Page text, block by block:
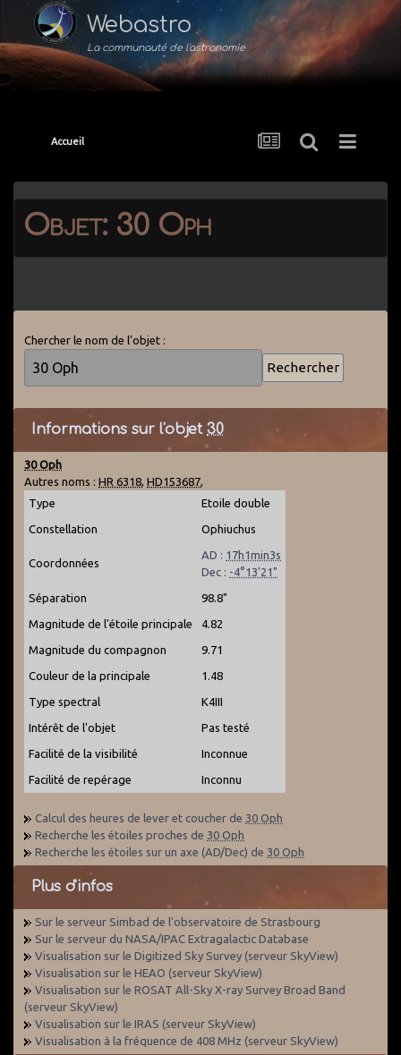
Webastro
La communauté de l'astronomie
Accueil
Objet: 30 Oph
Chercher le nom de l'objet :
Informations sur l'objet 30
30 Oph
Autres noms : HR 6318, HD153687,
Type
Etoile double
Constellation Ophiuchus
Coordonnées
AD : 17h1min3s
Dec : -4°13'21"
Séparation 98.8"
Magnitude de l'étoile principale 4.82
Magnitude du compagnon 9.71
Couleur de la principale 1.48
Type spectral K4III
Intérêt de l'objet Pas testé
Facilité de la visibilité Inconnue
Facilité de repérage Inconnu
Calcul des heures de lever et coucher de 30 Oph
Recherche les étoiles proches de 30 Oph
Recherche les étoiles sur un axe (AD/Dec) de 30 Oph
Plus d'infos
Sur le serveur Simbad de l'observatoire de Strasbourg
Sur le serveur du NASA/IPAC Extragalactic Database
Visualisation sur le Digitized Sky Survey (serveur SkyView)
Visualisation sur le HEAO (serveur SkyView)
Visualisation sur le ROSAT All-Sky X-ray Survey Broad Band
(serveur SkyView)
Visualisation sur le IRAS (serveur SkyView)
Visualisation à la fréquence de 408 MHz (serveur SkyView)